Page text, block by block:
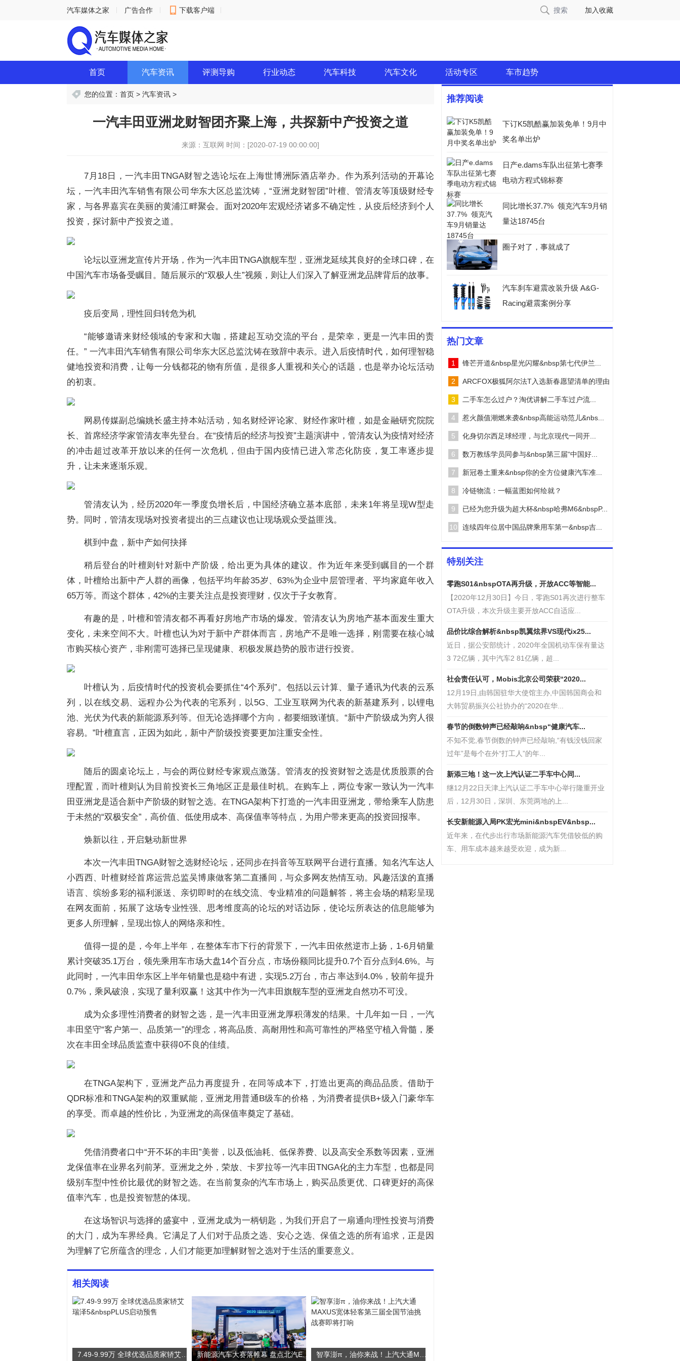
汽车媒体之家 广告合作 下载客户端
意见反馈
搜索 加入收藏
首页 汽车资讯 评测导购 行业动态 汽车科技 汽车文化 活动专区 车市趋势
您的位置： 首页 > 汽车资讯 >
一汽丰田亚洲龙财智团齐聚上海，共探新中产投资之道
来源：互联网 时间：[2020-07-19 00:00:00]
7月18日，一汽丰田TNGA财智之选论坛在上海世博洲际酒店举办。作为系列活动的开幕论
坛，一汽丰田汽车销售有限公司华东大区总监沈铸，“亚洲龙财智团”叶檀、管清友等顶级财经专
家，与各界嘉宾在美丽的黄浦江畔聚会。面对2020年宏观经济诸多不确定性，从疫后经济到个人
投资，探讨新中产投资之道。
论坛以亚洲龙宣传片开场，作为一汽丰田TNGA旗舰车型，亚洲龙延续其良好的全球口碑，在
中国汽车市场备受瞩目。随后展示的“双极人生”视频，则让人们深入了解亚洲龙品牌背后的故事。
疫后变局，理性回归转危为机
“能够邀请来财经领域的专家和大咖，搭建起互动交流的平台，是荣幸，更是一汽丰田的责
任。” 一汽丰田汽车销售有限公司华东大区总监沈铸在致辞中表示。进入后疫情时代，如何理智稳
健地投资和消费，让每一分钱都花的物有所值，是很多人重视和关心的话题，也是举办论坛活动
的初衷。
网易传媒副总编姚长盛主持本站活动，知名财经评论家、财经作家叶檀，如是金融研究院院
长、首席经济学家管清友率先登台。在“疫情后的经济与投资”主题演讲中，管清友认为疫情对经济
的冲击超过改革开放以来的任何一次危机，但由于国内疫情已进入常态化防疫，复工率逐步提
升，让未来逐渐乐观。
管清友认为，经历2020年一季度负增长后，中国经济确立基本底部，未来1年将呈现W型走
势。同时，管清友现场对投资者提出的三点建议也让现场观众受益匪浅。
棋到中盘，新中产如何抉择
稍后登台的叶檀则针对新中产阶级，给出更为具体的建议。作为近年来受到瞩目的一个群
体，叶檀给出新中产人群的画像，包括平均年龄35岁、63%为企业中层管理者、平均家庭年收入
65万等。而这个群体，42%的主要关注点是投资理财，仅次于子女教育。
有趣的是，叶檀和管清友都不再看好房地产市场的爆发。管清友认为房地产基本面发生重大
变化，未来空间不大。叶檀也认为对于新中产群体而言，房地产不是唯一选择，刚需要在核心城
市购买核心资产，非刚需可选择已呈现健康、积极发展趋势的股市进行投资。
叶檀认为，后疫情时代的投资机会要抓住“4个系列”。包括以云计算、量子通讯为代表的云系
列，以在线交易、远程办公为代表的宅系列，以5G、工业互联网为代表的新基建系列，以锂电
池、光伏为代表的新能源系列等。但无论选择哪个方向，都要细致谨慎。“新中产阶级成为穷人很
容易。”叶檀直言，正因为如此，新中产阶级投资要更加注重安全性。
随后的圆桌论坛上，与会的两位财经专家观点激荡。管清友的投资财智之选是优质股票的合
理配置，而叶檀则认为目前投资长三角地区正是最佳时机。在购车上，两位专家一致认为一汽丰
田亚洲龙是适合新中产阶级的财智之选。在TNGA架构下打造的一汽丰田亚洲龙，带给乘车人防患
于未然的“双极安全”，高价值、低使用成本、高保值率等特点，为用户带来更高的投资回报率。
焕新以往，开启魅动新世界
本次一汽丰田TNGA财智之选财经论坛，还同步在抖音等互联网平台进行直播。知名汽车达人
小西西、叶檀财经首席运营总监吴博康做客第二直播间，与众多网友热情互动。风趣活泼的直播
语言、缤纷多彩的福利派送、亲切即时的在线交流、专业精准的问题解答，将主会场的精彩呈现
在网友面前，拓展了这场专业性强、思考维度高的论坛的对话边际，使论坛所表达的信息能够为
更多人所理解，呈现出惊人的网络亲和性。
值得一提的是，今年上半年，在整体车市下行的背景下，一汽丰田依然逆市上扬，1-6月销量
累计突破35.1万台，领先乘用车市场大盘14个百分点，市场份额同比提升0.7个百分点到4.6%。与
此同时，一汽丰田华东区上半年销量也是稳中有进，实现5.2万台，市占率达到4.0%，较前年提升
0.7%，乘风破浪，实现了量利双赢！这其中作为一汽丰田旗舰车型的亚洲龙自然功不可没。
成为众多理性消费者的财智之选，是一汽丰田亚洲龙厚积薄发的结果。十几年如一日，一汽
丰田坚守“客户第一、品质第一”的理念，将高品质、高耐用性和高可靠性的严格坚守植入骨髓，屡
次在丰田全球品质监查中获得0不良的佳绩。
在TNGA架构下，亚洲龙产品力再度提升，在同等成本下，打造出更高的商品品质。借助于
QDR标准和TNGA架构的双重赋能，亚洲龙用普通B级车的价格，为消费者提供B+级入门豪华车
的享受。而卓越的性价比，为亚洲龙的高保值率奠定了基础。
凭借消费者口中“开不坏的丰田”美誉，以及低油耗、低保养费、以及高安全系数等因素，亚洲
龙保值率在业界名列前茅。亚洲龙之外，荣放、卡罗拉等一汽丰田TNGA化的主力车型，也都是同
级别车型中性价比最优的财智之选。在当前复杂的汽车市场上，购买品质更优、口碑更好的高保
值率汽车，也是投资智慧的体现。
在这场智识与选择的盛宴中，亚洲龙成为一柄钥匙，为我们开启了一扇通向理性投资与消费
的大门，成为车界经典。它满足了人们对于品质之选、安心之选、保值之选的所有追求，正是因
为理解了它所蕴含的理念，人们才能更加理解财智之选对于生活的重要意义。
相关阅读
新能源汽车大赛落帷幕 盘点北汽EV5的高光时刻
推荐阅读
下订K5凯酷赢加装免单！9月中
奖名单出炉
日产e.dams车队出征第七赛季
电动方程式锦标赛
同比增长37.7% 领克汽车9月销
量达18745台
圈子对了，事就成了
汽车刹车避震改装升级 A&G-
Racing避震案例分享
热门文章
1 锋芒开道&nbsp星光闪耀&nbsp第七代伊兰...
2 ARCFOX极狐阿尔法T入选新春愿望清单的理由
3 二手车怎么过户？淘优讲解二手车过户流...
4 惹火颜值潮燃来袭&nbsp高能运动范儿&nbs...
5 化身切尔西足球经理，与北京现代一同开...
6 数万教练学员同参与&nbsp第三届“中国好...
7 新冠卷土重来&nbsp你的全方位健康汽车准...
8 冷链物流：一幅蓝图如何绘就？
9 已经为您升级为超大杯&nbsp哈弗M6&nbspP...
10 连续四年位居中国品牌乘用车第一&nbsp吉...
特别关注
零跑S01&nbspOTA再升级，开放ACC等智能...
【2020年12月30日】今日，零跑S01再次进行整车
OTA升级，本次升级主要开放ACC自适应...
品价比综合解析&nbsp凯翼炫界VS现代ix25...
近日，据公安部统计，2020年全国机动车保有量达
3 72亿辆，其中汽车2 81亿辆，超...
社会责任认可，Mobis北京公司荣获“2020...
12月19日,由韩国驻华大使馆主办,中国韩国商会和
大韩贸易振兴公社协办的“2020在华...
春节的倒数钟声已经敲响&nbsp“健康汽车...
不知不觉,春节倒数的钟声已经敲响,“有钱没钱回家
过年”是每个在外“打工人”的年...
新添三地！这一次上汽认证二手车中心同...
继12月22日天津上汽认证二手车中心举行隆重开业
后，12月30日，深圳、东莞两地的上...
长安新能源入局PK宏光mini&nbspEV&nbsp...
近年来，在代步出行市场新能源汽车凭借较低的购
车、用车成本越来越受欢迎，成为新...